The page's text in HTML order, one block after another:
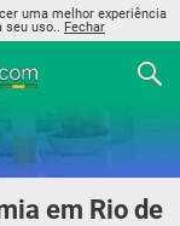
uma melhor experiência
seu uso.. Fechar
em Rio de